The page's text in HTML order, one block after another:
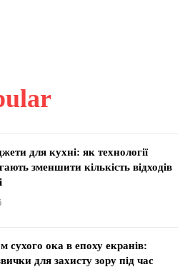
для кухні: як технології
зменшити кількість відходів
сухого ока в епоху екранів:
для захисту зору під час